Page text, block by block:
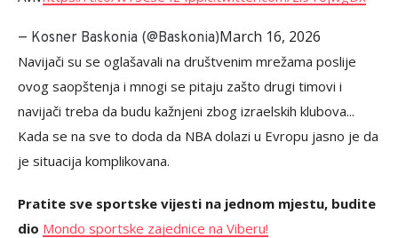
— Kosner Baskonia (@Baskonia)March 16, 2026
Navijači su se oglašavali na društvenim mrežama poslije
ovog saopštenja i mnogi se pitaju zašto drugi timovi i
navijači treba da budu kažnjeni zbog izraelskih klubova...
Kada se na sve to doda da NBA dolazi u Evropu jasno je da
je situacija komplikovana.
Pratite sve sportske vijesti na jednom mjestu, budite
dio Mondo sportske zajednice na Viberu!